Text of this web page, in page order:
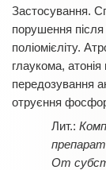
Застосування.
порушення після
поліомієліту.
глаукома,
передозування
отруєння
От